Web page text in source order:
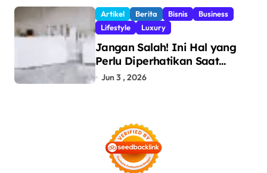
dan Pencegahan Barang
Ilegal
Artikel Berita Bisnis
Business
Lifestyle
Luxury
Jangan Salah! Ini Hal yang
Perlu Diperhatikan Saat
Pasang Big Slab
Jun 3 , 2026